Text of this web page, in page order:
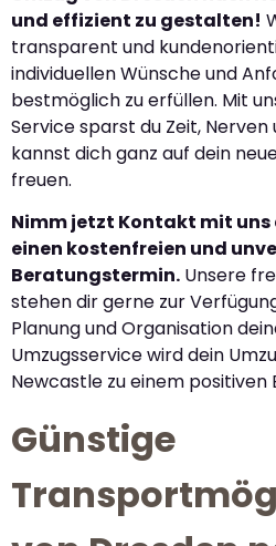
und effizient zu gestalten!
transparent und
individuellen Wünsche und
bestmöglich zu erfüllen. Mit
Service sparst du Zeit, Nerven
kannst dich ganz auf dein
freuen.
Nimm jetzt Kontakt mit
einen kostenfreien und
Beratungstermin. Unsere
stehen dir gerne zur
Planung und Organisation
Umzugsservice wird dein
Newcastle zu einem positiven
Günstige